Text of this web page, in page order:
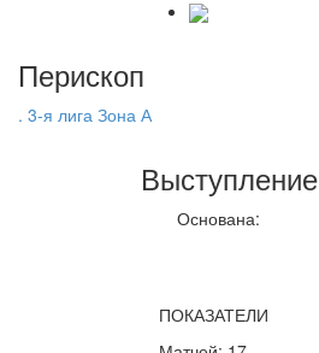
Перископ
. 3-я лига Зона А
Выступление
Основана:
ПОКАЗАТЕЛИ